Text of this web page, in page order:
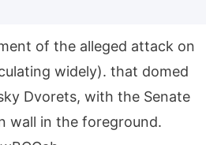
of the alleged attack on
widely). that domed
Dvorets, with the Senate
wall in the foreground.